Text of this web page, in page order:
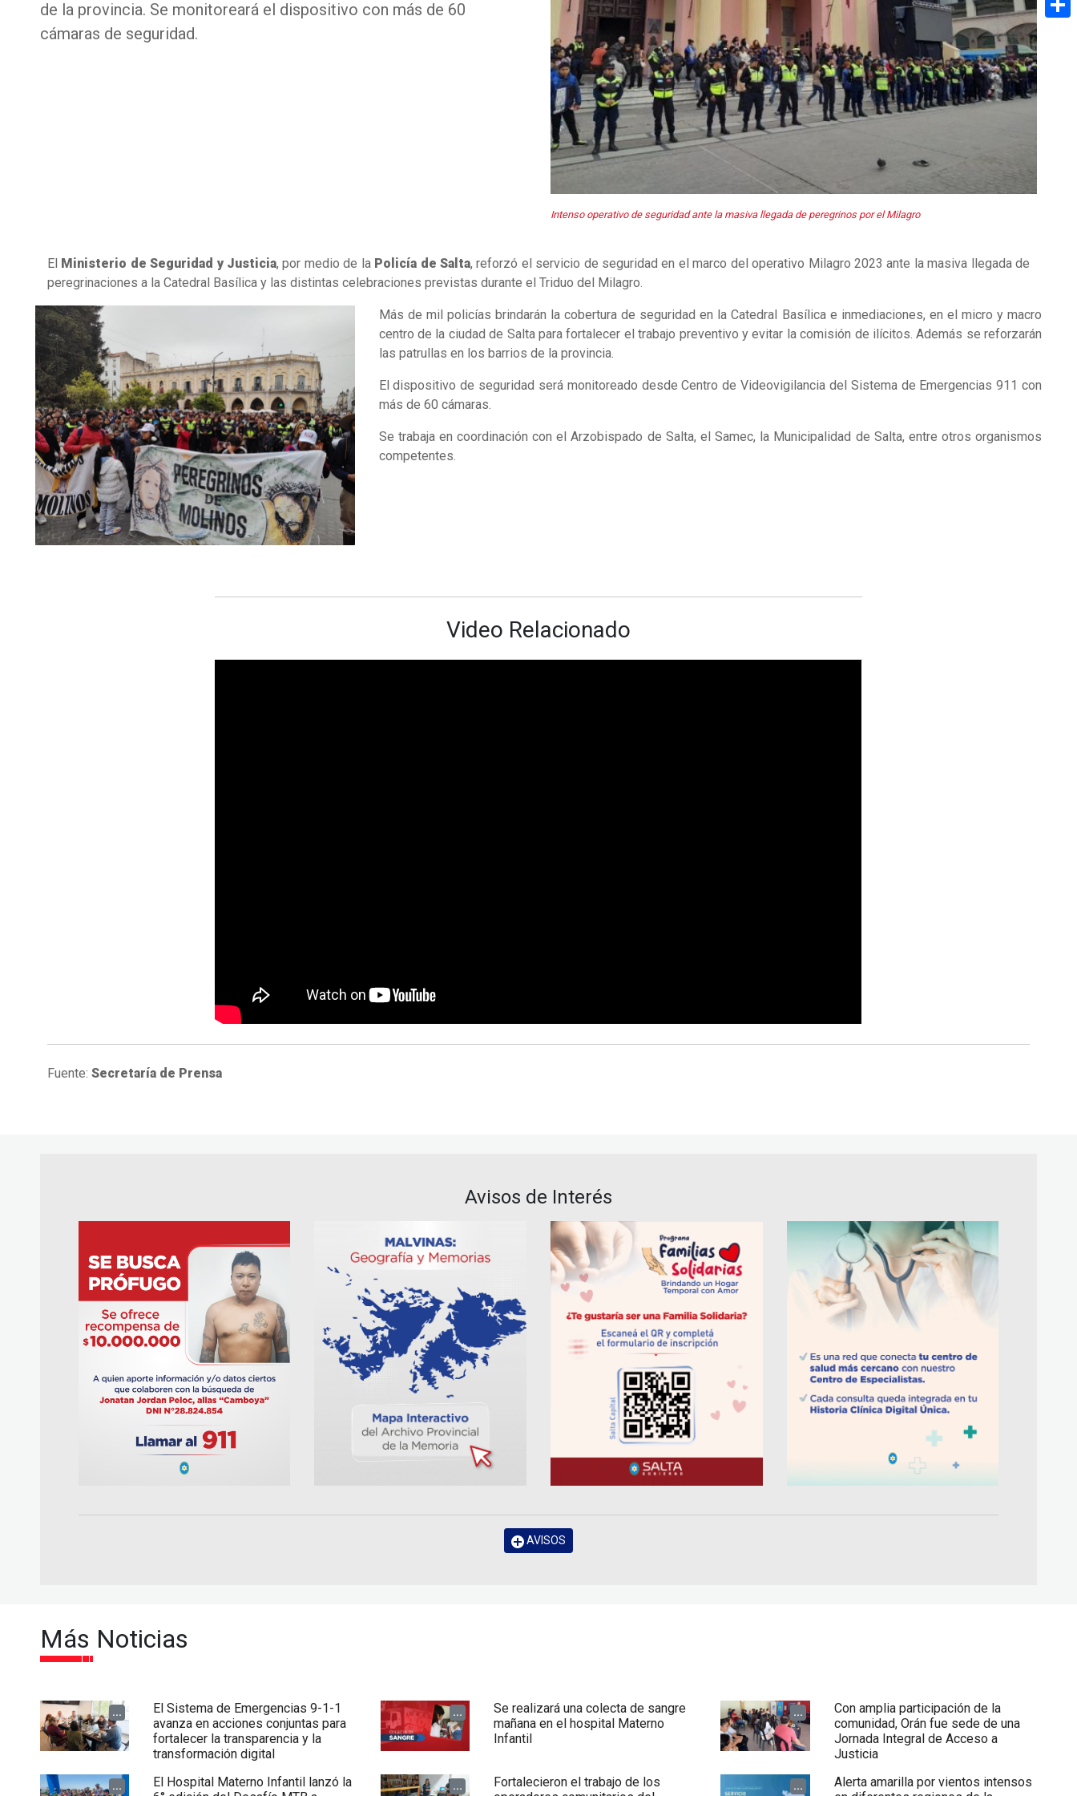
de la provincia. Se monitoreará el dispositivo con más de 60
cámaras de seguridad.
Intenso operativo de seguridad ante la masiva llegada de peregrinos por el Milagro
El Ministerio de Seguridad y Justicia, por medio de la Policía de Salta, reforzó el servicio de seguridad en el marco del operativo Milagro 2023 ante la masiva llegada de
peregrinaciones a la Catedral Basílica y las distintas celebraciones previstas durante el Triduo del Milagro.
Más de mil policías brindarán la cobertura de seguridad en la Catedral Basílica e inmediaciones, en el micro y macro
centro de la ciudad de Salta para fortalecer el trabajo preventivo y evitar la comisión de ilícitos. Además se reforzarán
las patrullas en los barrios de la provincia.
El dispositivo de seguridad será monitoreado desde Centro de Videovigilancia del Sistema de Emergencias 911 con
más de 60 cámaras.
Se trabaja en coordinación con el Arzobispado de Salta, el Samec, la Municipalidad de Salta, entre otros organismos
competentes.
Video Relacionado
Fuente: Secretaría de Prensa
Avisos de Interés
AVISOS
Más Noticias
...
El Sistema de Emergencias 9-1-1
avanza en acciones conjuntas para
fortalecer la transparencia y la
transformación digital
...
Se realizará una colecta de sangre
mañana en el hospital Materno
Infantil
...
Con amplia participación de la
comunidad, Orán fue sede de una
Jornada Integral de Acceso a
Justicia
...
El Hospital Materno Infantil lanzó la
...
Fortalecieron el trabajo de los
...
Alerta amarilla por vientos intensos